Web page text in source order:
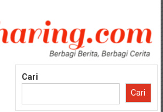
Cari
Cari